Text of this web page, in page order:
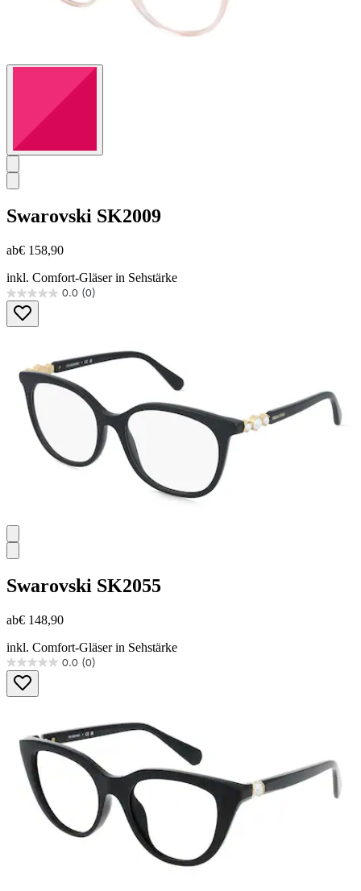
Swarovski SK2009
ab€ 158,90
inkl. Comfort-Gläser in Sehstärke
0.0 (0)
0.0
von
5
Swarovski SK2055
ab€ 148,90
inkl. Comfort-Gläser in Sehstärke
0.0 (0)
0.0
von
5